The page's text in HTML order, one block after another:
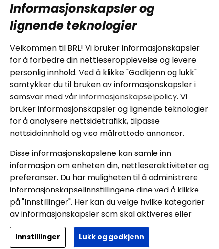
Koblingsguide for
subwoofers
Tilkobling av
bilforsterker
Koblingsguide for
midbasser
Butikker
Våre ambassadører
- Team BRL
Cookies
Kjøpsvilkår
Personvernpolicy
Service / Garanti /
Retur
Billyd
Lyd til hjemmet
Pakkeløsninger
Hva passer i bilen
Instagram
Facebook
Youtube
Tiktok
Copyright © 2026 - BRL Electronics
Informasjonskapsler og
lignende teknologier
Velkommen til BRL! Vi bruker informasjonskapsler
for å forbedre din nettleseropplevelse og levere
personlig innhold. Ved å klikke "Godkjenn og lukk"
samtykker du til bruken av informasjonskapsler i
samsvar med vårinformasjonskapselpolicy. Vi
bruker informasjonskapsler og lignende teknologier
for å analysere nettsidetrafikk, tilpasse
nettsideinnhold og vise målrettede annonser.
Disse informasjonskapslene kan samle inn
informasjon om enheten din, nettleseraktiviteter og
preferanser. Du har muligheten til å administrere
informasjonskapselinnstillingene dine ved å klikke
på "Innstillinger". Her kan du velge hvilke kategorier
av informasjonskapsler som skal aktiveres eller
deaktiveres. Vær oppmerksom på at deaktivering
av noen informasjonskapsler kan påvirke
Innstillinger Lukk og godkjenn